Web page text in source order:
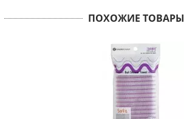
ПОХОЖИЕ ТОВАРЫ